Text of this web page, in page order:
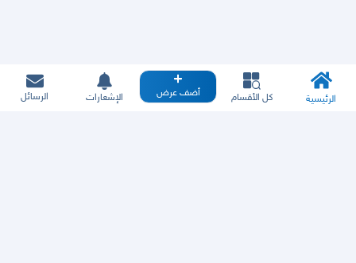
الرئيسية كل الأقسام أضف عرض الإشعارات الرسائل